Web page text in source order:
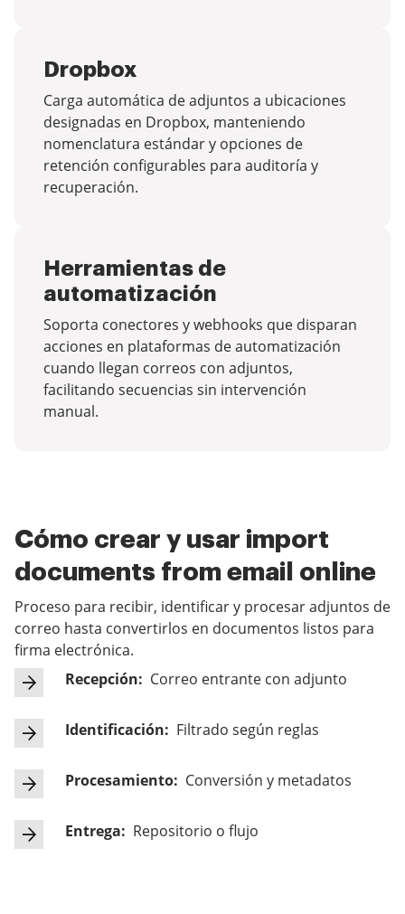
Dropbox
Carga automática de adjuntos a ubicaciones
designadas en Dropbox, manteniendo
nomenclatura estándar y opciones de
retención configurables para auditoría y
recuperación.
Herramientas de
automatización
Soporta conectores y webhooks que disparan
acciones en plataformas de automatización
cuando llegan correos con adjuntos,
facilitando secuencias sin intervención
manual.
Cómo crear y usar import
documents from email online
Proceso para recibir, identificar y procesar adjuntos de
correo hasta convertirlos en documentos listos para
firma electrónica.
Recepción: Correo entrante con adjunto
Identificación: Filtrado según reglas
Procesamiento: Conversión y metadatos
Entrega: Repositorio o flujo